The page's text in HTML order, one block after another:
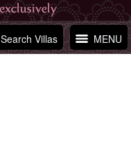
MENU
Search Villas